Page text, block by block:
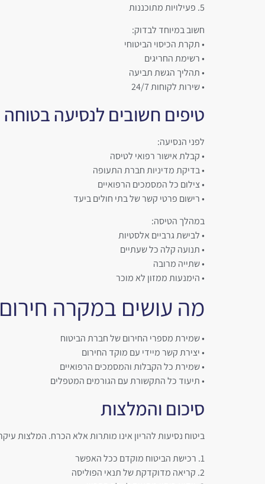
5. פעילויות מתוכננות
חשוב במיוחד לבדוק:
• תקרת הכיסוי הביטוחי
• רשימת החריגים
• תהליך הגשת תביעה
• שירות לקוחות 24/7
טיפים חשובים לנסיעה בטוחה
לפני הנסיעה:
• קבלת אישור רפואי לטיסה
• בדיקת מדיניות חברת התעופה
• צילום כל המסמכים הרפואיים
• רישום פרטי קשר של בתי חולים ביעד
במהלך הטיסה:
• לבישת גרביים אלסטיות
• תנועה קלה כל שעתיים
• שתייה מרובה
• הימנעות ממזון לא מוכר
מה עושים במקרה
• שמירת מספרי החירום של חברת הביטוח
• יצירת קשר מיידי עם מוקד החירום
• שמירת כל הקבלות והמסמכים הרפואיים
• תיעוד כל התקשורת עם הגורמים המטפלים
סיכום והמלצות
ביטוח נסיעות להריון אינו מותרות אלא הכרח. המלצות
1. רכישת הביטוח מוקדם ככל האפשר
2. קריאה מדוקדקת של תנאי הפוליסה